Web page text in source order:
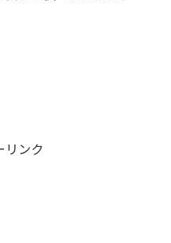
リンク